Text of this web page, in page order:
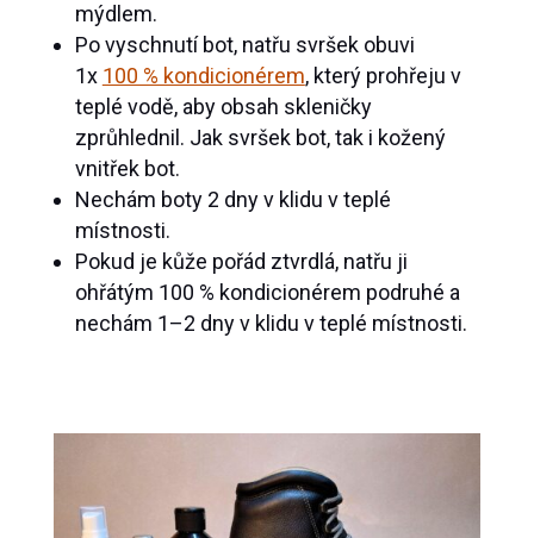
mýdlem.
Po vyschnutí bot, natřu svršek obuvi
1x 100 % kondicionérem, který prohřeju v
teplé vodě, aby obsah skleničky
zprůhlednil. Jak svršek bot, tak i kožený
vnitřek bot.
Nechám boty 2 dny v klidu v teplé
místnosti.
Pokud je kůže pořád ztvrdlá, natřu ji
ohřátým 100 % kondicionérem podruhé a
nechám 1–2 dny v klidu v teplé místnosti.